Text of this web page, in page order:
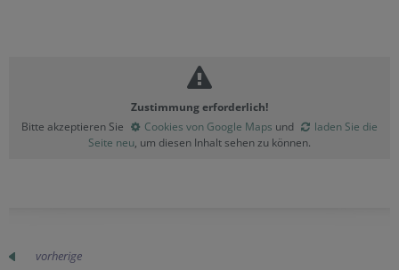
Zustimmung erforderlich!
Bitte akzeptieren Sie
Cookies von Google Maps und
laden Sie die
Seite neu, um diesen Inhalt sehen zu können.
vorherige